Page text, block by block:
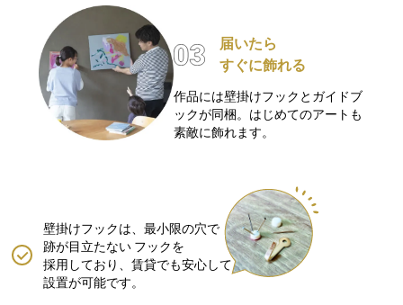
届いたら
すぐに飾れる
作品には壁掛けフックとガイドブ
ックが同梱。はじめてのアートも
素敵に飾れます。
壁掛けフックは、最小限の穴で
跡が目立たない フックを
採用しており、賃貸でも安心して
設置が可能です。